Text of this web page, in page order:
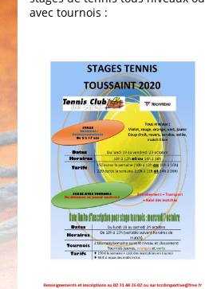
avec tournois :